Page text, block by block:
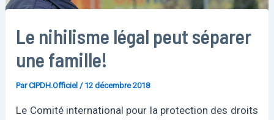
Le nihilisme légal peut séparer
une famille!
ParCIPDH.Officiel/ 12 décembre 2018
Le Comité international pour la protection des droits